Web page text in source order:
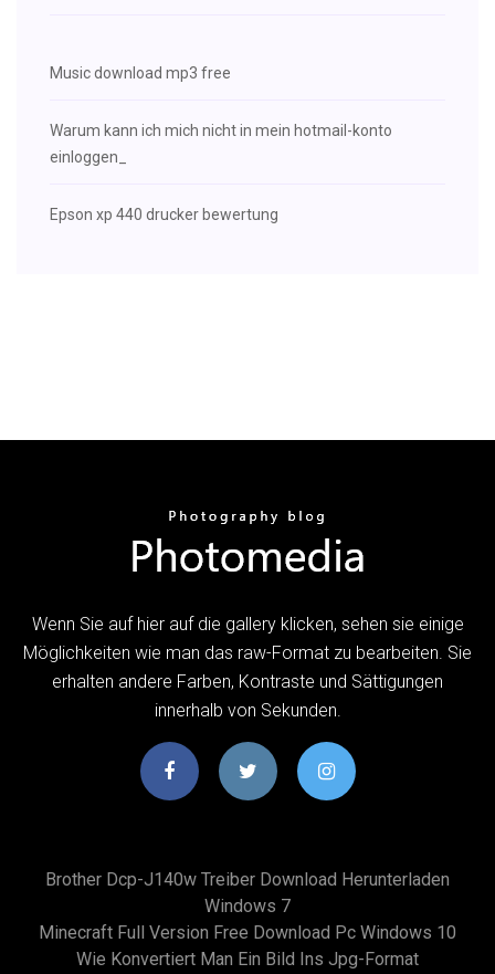
Music download mp3 free
Warum kann ich mich nicht in mein hotmail-konto
einloggen_
Epson xp 440 drucker bewertung
Wenn Sie auf hier auf die gallery klicken, sehen sie einige
Möglichkeiten wie man das raw-Format zu bearbeiten. Sie
erhalten andere Farben, Kontraste und Sättigungen
innerhalb von Sekunden.
Brother Dcp-J140w Treiber Download Herunterladen
Windows 7
Minecraft Full Version Free Download Pc Windows 10
Wie Konvertiert Man Ein Bild Ins Jpg-Format